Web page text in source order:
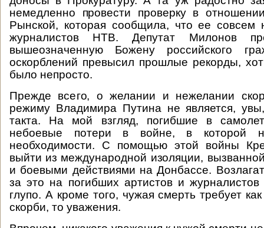
немедленно провести проверку в
Рынской, которая сообщила, что ее совсем
журналистов НТВ. Депутат Милонов
вышеозначенную Божену российского
оскорблений превысил прошлые рекорды,
было непросто.
Прежде всего, о желании и нежелании
режиму Владимира Путина не является,
такта. На мой взгляд, погибшие в
небоевые потери в войне, в которой
необходимости. С помощью этой войны
выйти из международной изоляции,
и боевыми действиями на Донбассе.
за это на погибших артистов и
глупо. А кроме того, чужая смерть требует
скорби, то уважения.